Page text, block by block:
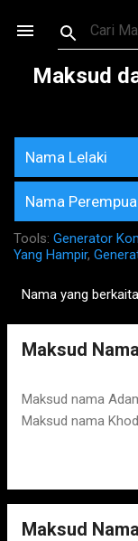
Maksud
Nama Lelaki
Nama
Tools: Generator
Yang Hampir,
o
Nama yang
Maksud
Maksud nama
Maksud nama
Maksud